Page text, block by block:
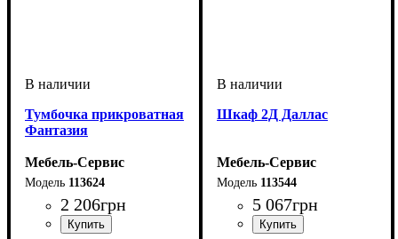
Тумбочка прикроватная
Фантазия
Мебель-Сервис
113624
2 206грн
Шкаф 2Д Даллас
Мебель-Сервис
113544
5 067грн